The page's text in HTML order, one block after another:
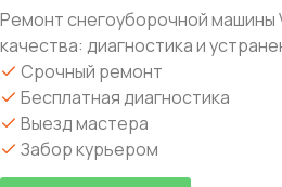
Ремонт снегоуборочной машины
качества: диагностика и
Срочный ремонт
Бесплатная диагностика
Выезд мастера
Забор курьером